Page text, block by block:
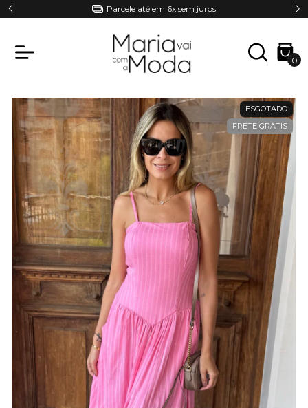
Parcele até em 6x sem juros
0
ESGOTADO
FRETE GRÁTIS